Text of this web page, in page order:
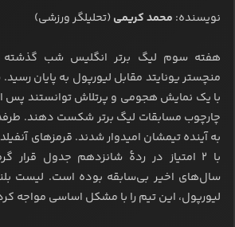
نویسنده: محمد کریمی(تحلیلگر ورزشی)
هفته سوم لیگ برتر انگلیس شب گذشته
منچستر یونایتد مقابل لیورپول به پایان
چارچوب مسابقات لیگ برتر شکست دهند.
به آینده تیمشان امیدوار شدند. قرمزهای
با ۲ امتیاز در ردۀ شانزدهم جدول قرار
سال‌های اخیر بی‌سابقه بوده است. لیست
لیورپول، این تیم را با مشکل اساسی مواجه